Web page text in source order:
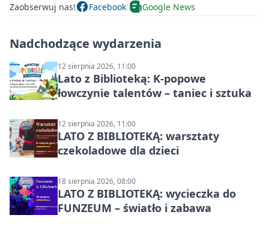
Zaobserwuj nas! Facebook Google News
Nadchodzące wydarzenia
12 sierpnia 2026, 11:00
Lato z Biblioteką: K-popowe
łowczynie talentów – taniec i sztuka
12 sierpnia 2026, 11:00
LATO Z BIBLIOTEKĄ: warsztaty
czekoladowe dla dzieci
18 sierpnia 2026, 08:00
LATO Z BIBLIOTEKĄ: wycieczka do
FUNZEUM – światło i zabawa